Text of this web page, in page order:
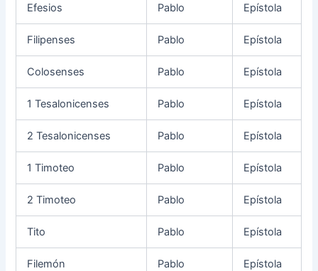
Efesios Pablo Epístola
Filipenses Pablo Epístola
Colosenses Pablo Epístola
1 Tesalonicenses Pablo Epístola
2 Tesalonicenses Pablo Epístola
1 Timoteo Pablo Epístola
2 Timoteo Pablo Epístola
Tito Pablo Epístola
Filemón Pablo Epístola